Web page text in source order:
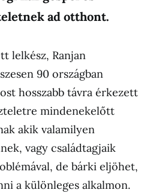
ad otthont.
lelkész, Ranjan
90 országban
hosszabb távra érkezett
mindenekelőtt
akik valamilyen
vagy családtagjaik
de bárki eljöhet,
a különleges alkalmon.